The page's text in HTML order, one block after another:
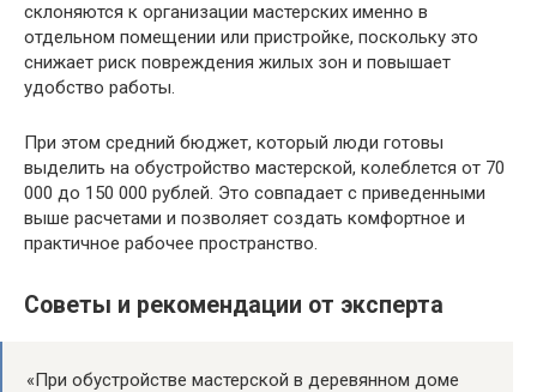
склоняются к организации мастерских именно в
отдельном помещении или пристройке, поскольку это
снижает риск повреждения жилых зон и повышает
удобство работы.
При этом средний бюджет, который люди готовы
выделить на обустройство мастерской, колеблется от 70
000 до 150 000 рублей. Это совпадает с приведенными
выше расчетами и позволяет создать комфортное и
практичное рабочее пространство.
Советы и рекомендации от эксперта
«При обустройстве мастерской в деревянном доме